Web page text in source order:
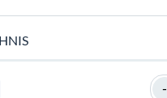
von VeChain
-